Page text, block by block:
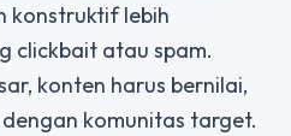
konstruktif lebih
clickbait atau spam.
konten harus bernilai,
komunitas target.